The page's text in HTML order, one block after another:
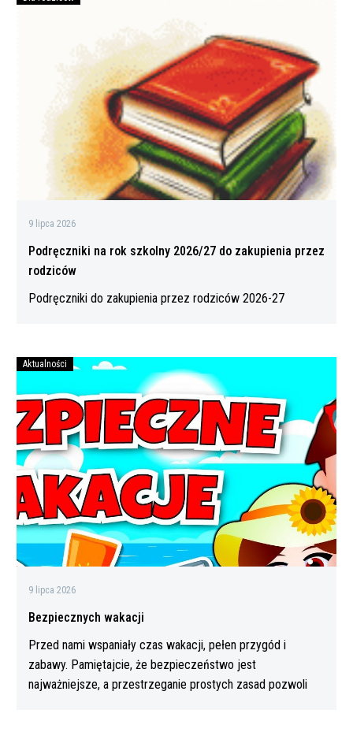
rok
szkolny
do
zakupienia
przez
rodziców
9 lipca 2026
Podręczniki na rok szkolny 2026/27 do zakupienia przez
rodziców
Podręczniki do zakupienia przez rodziców 2026-27
Bezpiecznych
wakacji
Aktualności
9 lipca 2026
Bezpiecznych wakacji
Przed nami wspaniały czas wakacji, pełen przygód i
zabawy. Pamiętajcie, że bezpieczeństwo jest
najważniejsze, a przestrzeganie prostych zasad pozwoli